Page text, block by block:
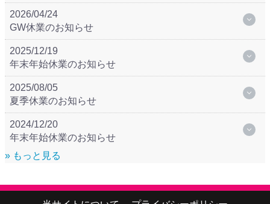
2026/04/24
GW休業のお知らせ
2025/12/19
年末年始休業のお知らせ
2025/08/05
夏季休業のお知らせ
2024/12/20
年末年始休業のお知らせ
» もっと見る